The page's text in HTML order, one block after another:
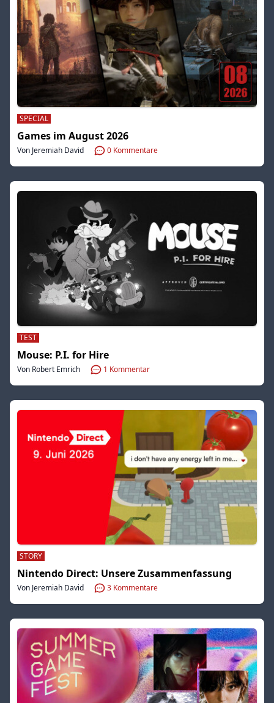
SPECIAL
Games im August 2026
Von Jeremiah David 0 Kommentare
TEST
Mouse: P.I. for Hire
Von Robert Emrich 1 Kommentar
STORY
Nintendo Direct: Unsere Zusammenfassung
Von Jeremiah David 3 Kommentare